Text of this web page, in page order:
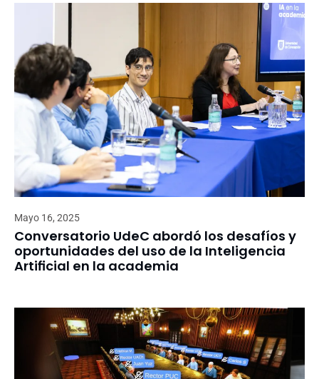
Mayo 16, 2025
Conversatorio UdeC abordó los desafíos y
oportunidades del uso de la Inteligencia
Artificial en la academia